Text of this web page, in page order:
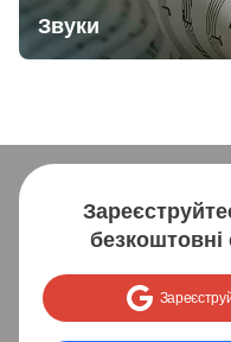
Звуки
безкоштовні